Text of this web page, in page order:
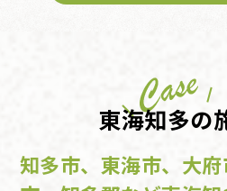
東海知多の
知多市、東海市、大